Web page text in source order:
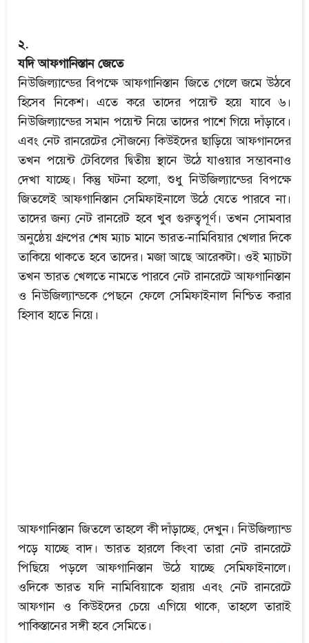
২.
যদি আফগানিস্তান জেতে
নিউজিল্যান্ডের বিপক্ষে আফগানিস্তান জিতে গেলে জমে উঠবে
হিসেব নিকেশ। এতে করে তাদের পয়েন্ট হয়ে যাবে ৬।
নিউজিল্যান্ডের সমান পয়েন্ট নিয়ে তাদের পাশে গিয়ে দাঁড়াবে।
এবং নেট রানরেটের সৌজন্যে কিউইদের ছাড়িয়ে আফগানদের
তখন পয়েন্ট টেবিলের দ্বিতীয় স্থানে উঠে যাওয়ার সম্ভাবনাও
দেখা যাচ্ছে। কিন্তু ঘটনা হলো, শুধু নিউজিল্যান্ডের বিপক্ষে
জিতলেই আফগানিস্তান সেমিফাইনালে উঠে যেতে পারবে না।
তাদের জন্য নেট রানরেট হবে খুব গুরুত্বপূর্ণ। তখন সোমবার
অনুষ্ঠেয় গ্রুপের শেষ ম্যাচ মানে ভারত-নামিবিয়ার খেলার দিকে
তাকিয়ে থাকতে হবে তাদের। মজা আছে আরেকটা। ওই ম্যাচটা
তখন ভারত খেলতে নামতে পারবে নেট রানরেটে আফগানিস্তান
ও নিউজিল্যান্ডকে পেছনে ফেলে সেমিফাইনাল নিশ্চিত করার
হিসাব হাতে নিয়ে।
আফগানিস্তান জিতলে তাহলে কী দাঁড়াচ্ছে, দেখুন। নিউজিল্যান্ড
পড়ে যাচ্ছে বাদ। ভারত হারলে কিংবা তারা নেট রানরেটে
পিছিয়ে পড়লে আফগানিস্তান উঠে যাচ্ছে সেমিফাইনালে।
ওদিকে ভারত যদি নামিবিয়াকে হারায় এবং নেট রানরেটে
আফগান ও কিউইদের চেয়ে এগিয়ে থাকে, তাহলে তারাই
পাকিস্তানের সঙ্গী হবে সেমিতে।